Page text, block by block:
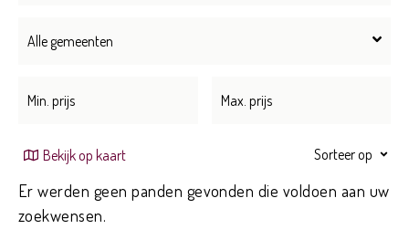
Alle gemeenten
Bekijk op kaart Sorteer op
Er werden geen panden gevonden die voldoen aan uw
zoekwensen.